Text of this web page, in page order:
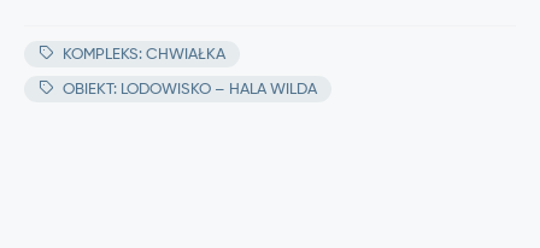
KOMPLEKS: CHWIAŁKA
OBIEKT: LODOWISKO – HALA WILDA